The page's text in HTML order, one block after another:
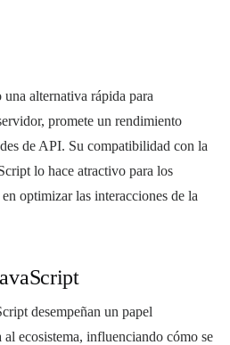
alternativa rápida para
promete un rendimiento
de API. Su compatibilidad con la
lo hace atractivo para los
optimizar las interacciones de la
desempeñan un papel
ecosistema, influenciando cómo se